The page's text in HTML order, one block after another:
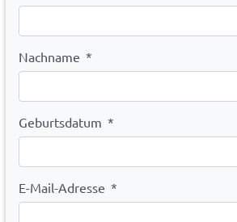
Nachname *
Geburtsdatum *
E-Mail-Adresse *